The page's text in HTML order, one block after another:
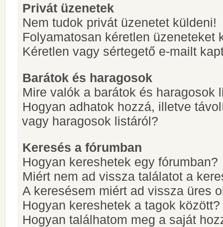
Privát üzenetek
Nem tudok privát üzenetet küldeni!
Folyamatosan kéretlen üzeneteket
Kéretlen vagy sértegető e-mailt
Barátok és haragosok
Mire valók a barátok és haragosok
Hogyan adhatok hozzá, illetve
vagy haragosok listáról?
Keresés a fórumban
Hogyan kereshetek egy fórumban?
Miért nem ad vissza találatot a
A keresésem miért ad vissza üres
Hogyan kereshetek a tagok között?
Hogyan találhatom meg a saját